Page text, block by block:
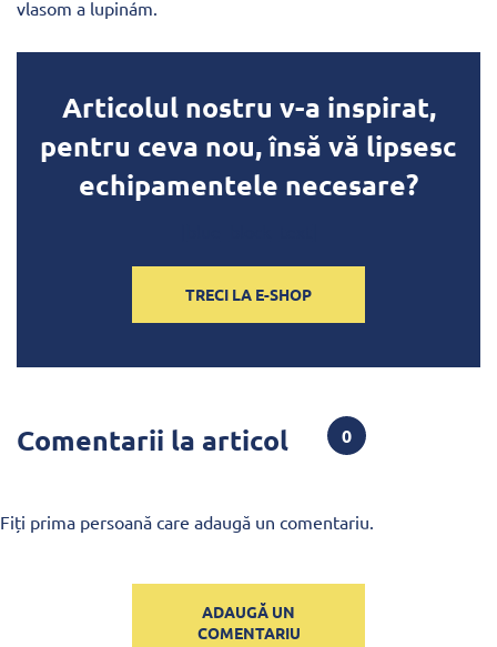
vlasom a lupinám.
Articolul nostru v-a inspirat,
pentru ceva nou, însă vă lipsesc
echipamentele necesare?
TRECI LA E-SHOP
Comentarii la articol 0
Fiți prima persoană care adaugă un comentariu.
ADAUGĂ UN
COMENTARIU